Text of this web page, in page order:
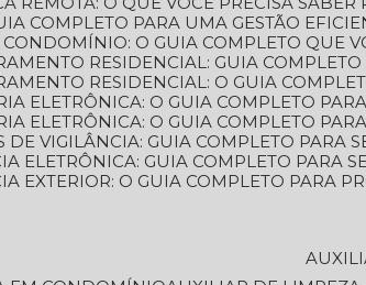
COMPLETO PARA UMA GESTÃO
CONDOMÍNIO: O GUIA COMPLETO QUE
RESIDENCIAL: GUIA
RESIDENCIAL: O GUIA
ELETRÔNICA: O GUIA COMPLETO
ELETRÔNICA: O GUIA COMPLETO
DE VIGILÂNCIA: GUIA COMPLETO PARA
ELETRÔNICA: GUIA COMPLETO PARA
EXTERIOR: O GUIA COMPLETO PARA